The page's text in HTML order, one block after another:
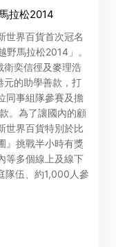
拉松2014
世界百貨首次冠名
野馬拉松2014」。
衛奕信徑及麥理浩
元的助學善款，打
同事組隊參賽及擔
。為了讓國內的顧
世界百貨特別於比
』挑戰半小時有獎
等多個線上及線下
隊伍、約1,000人參